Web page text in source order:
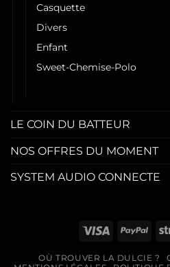
Casquette
Divers
Enfant
Sweet-Chemise-Polo
LE COIN DU BATTEUR
NOS OFFRES DU MOMENT
SYSTEM AUDIO CONNECTE
Visa
OÙ TROUVER LA DULCIE ?